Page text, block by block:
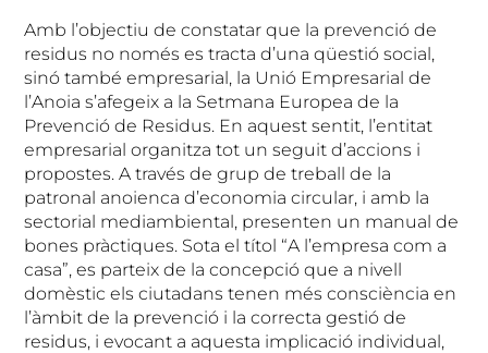
Amb l’objectiu de constatar que la prevenció de
residus no només es tracta d’una qüestió social,
sinó també empresarial, la Unió Empresarial de
l’Anoia s’afegeix a la Setmana Europea de la
Prevenció de Residus. En aquest sentit, l’entitat
empresarial organitza tot un seguit d’accions i
propostes. A través de grup de treball de la
patronal anoienca d’economia circular, i amb la
sectorial mediambiental, presenten un manual de
bones pràctiques. Sota el títol “A l’empresa com a
casa”, es parteix de la concepció que a nivell
domèstic els ciutadans tenen més consciència en
l’àmbit de la prevenció i la correcta gestió de
residus, i evocant a aquesta implicació individual,